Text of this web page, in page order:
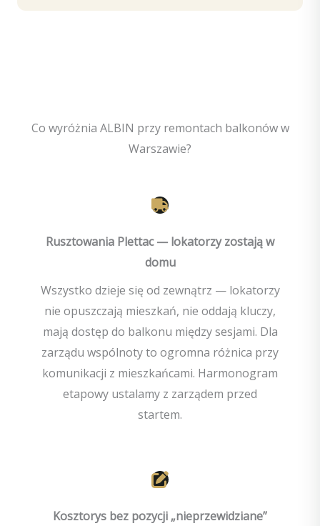
Co wyróżnia ALBIN przy remontach balkonów w
Warszawie?
Rusztowania Plettac — lokatorzy zostają w
domu
Wszystko dzieje się od zewnątrz — lokatorzy
nie opuszczają mieszkań, nie oddają kluczy,
mają dostęp do balkonu między sesjami. Dla
zarządu wspólnoty to ogromna różnica przy
komunikacji z mieszkańcami. Harmonogram
etapowy ustalamy z zarządem przed
startem.
Kosztorys bez pozycji „nieprzewidziane”